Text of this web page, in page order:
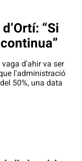
“Si
d'ahir va ser
l'administració
50%, una data